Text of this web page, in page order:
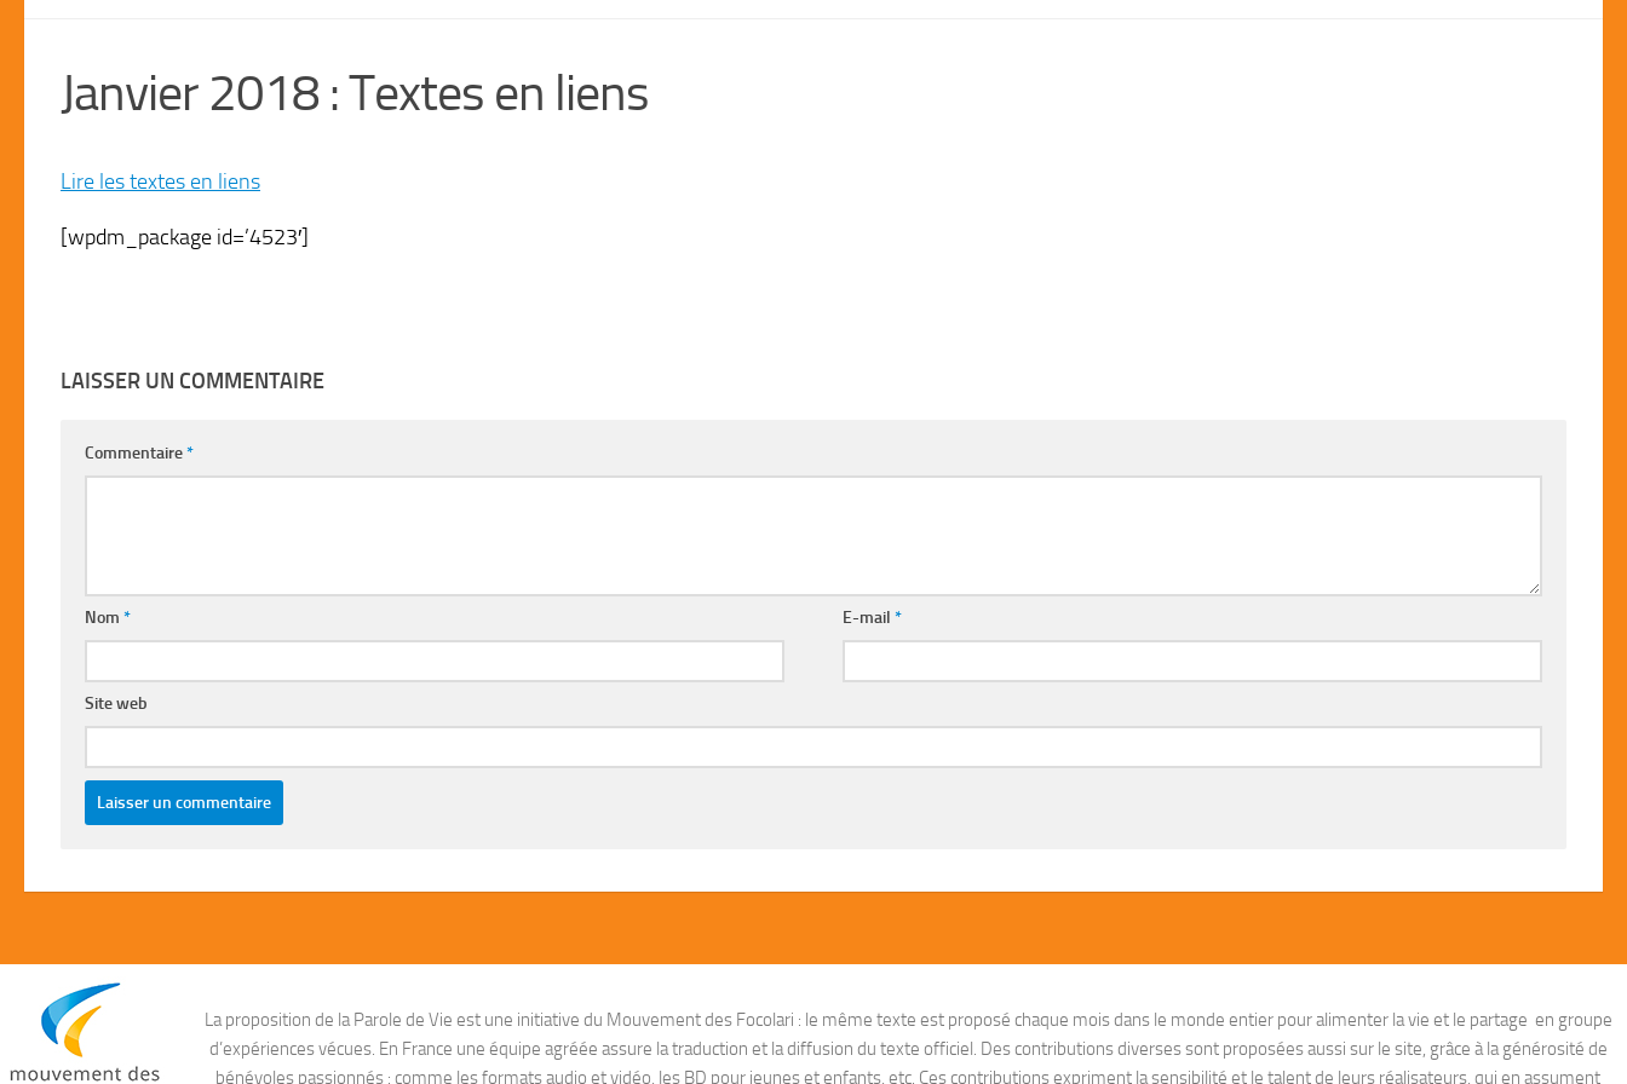
Janvier 2018 : Textes en liens
Lire les textes en liens
[wpdm_package id=’4523′]
LAISSER UN COMMENTAIRE
Commentaire*
Nom * E-mail*
Site web
La proposition de la Parole de Vie est une initiative du Mouvement des Focolari : le même texte est proposé chaque mois dans le monde entier pour alimenter la vie et le partage en groupe
d’expériences vécues. En France une équipe agréée assure la traduction et la diffusion du texte officiel. Des contributions diverses sont proposées aussi sur le site, grâce à la générosité de
bénévoles passionnés : comme les formats audio et vidéo, les BD pour jeunes et enfants, etc. Ces contributions expriment la sensibilité et le talent de leurs réalisateurs, qui en assument